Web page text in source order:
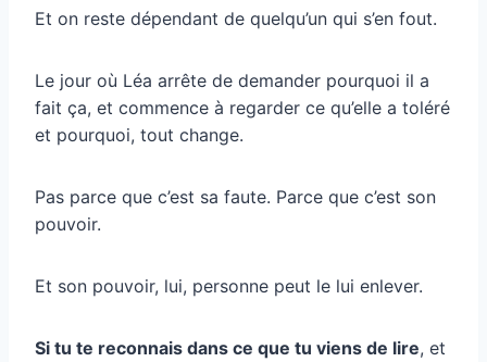
Et on reste dépendant de quelqu’un qui s’en fout.
Le jour où Léa arrête de demander pourquoi il a
fait ça, et commence à regarder ce qu’elle a toléré
et pourquoi, tout change.
Pas parce que c’est sa faute. Parce que c’est son
pouvoir.
Et son pouvoir, lui, personne peut le lui enlever.
Si tu te reconnais dans ce que tu viens de lire, et